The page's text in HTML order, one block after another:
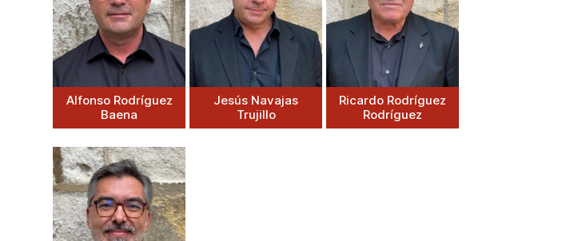
Alfonso Rodríguez
Baena
Jesús Navajas
Trujillo
Ricardo Rodríguez
Rodríguez